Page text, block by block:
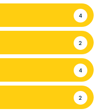
4
2
4
2